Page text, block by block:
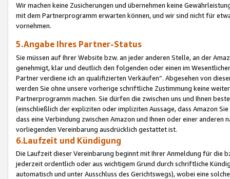
Wir machen keine Zusicherungen und übernehmen keine
mit dem Partnerprogramm erwarten können, und wir sind nicht für
vornehmen.
5.Angabe Ihres Partner-Status
Sie müssen auf Ihrer Website bzw. an jeder anderen Stelle, an der
genehmigt, klar und deutlich den folgenden oder einen im
Partner verdiene ich an qualifizierten Verkäufen“. Abgesehen von
werden Sie ohne unsere vorherige schriftliche Zustimmung keine
Partnerprogramm machen. Sie dürfen die zwischen uns und Ihnen
(einschließlich der expliziten oder impliziten Aussage, dass Amazon
dass eine Verbindung zwischen Amazon und Ihnen oder einer
vorliegenden Vereinbarung ausdrücklich gestattet ist.
6.Laufzeit und Kündigung
Die Laufzeit dieser Vereinbarung beginnt mit Ihrer Anmeldung für die
jederzeit ordentlich oder aus wichtigem Grund durch schriftliche
automatisch und unter Ausschluss des Gerichtswegs), wobei eine